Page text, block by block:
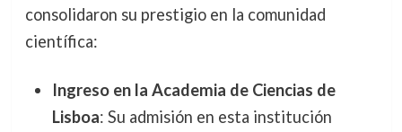
consolidaron su prestigio en la comunidad
científica:
Ingreso en la Academia de Ciencias de
Lisboa: Su admisión en esta institución